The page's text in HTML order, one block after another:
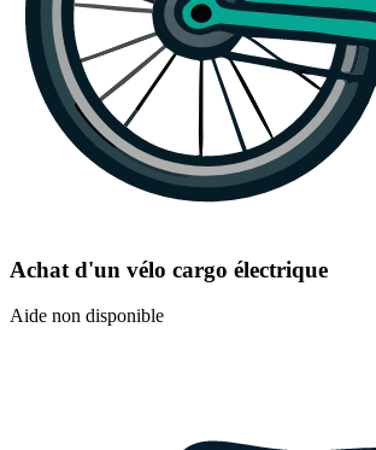
Achat d'un vélo cargo électrique
Aide non disponible